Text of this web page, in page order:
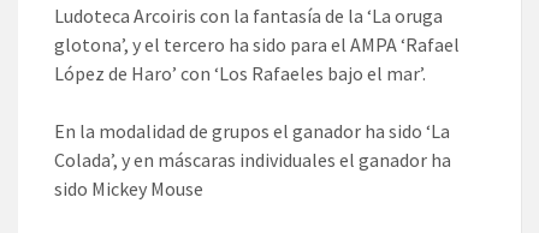
Ludoteca Arcoiris con la fantasía de la ‘La oruga
glotona’, y el tercero ha sido para el AMPA ‘Rafael
López de Haro’ con ‘Los Rafaeles bajo el mar’.
En la modalidad de grupos el ganador ha sido ‘La
Colada’, y en máscaras individuales el ganador ha
sido Mickey Mouse